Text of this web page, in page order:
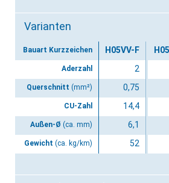
Varianten
Bauart Kurzzeichen
Aderzahl
Querschnitt (mm²)
CU-Zahl
Außen-Ø (ca. mm)
Gewicht (ca. kg/km)
H05VV-F
2
0,75
14,4
6,1
52